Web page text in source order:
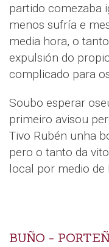
partido comezaba
menos sufría e
media hora, o
expulsión do
complicado para
Soubo esperar
primeiro avisou
Tivo Rubén unha
pero o tanto da
local por medio de
BUÑO -